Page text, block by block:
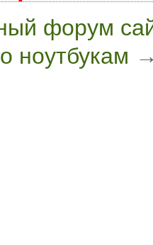
форум
ноутбукам